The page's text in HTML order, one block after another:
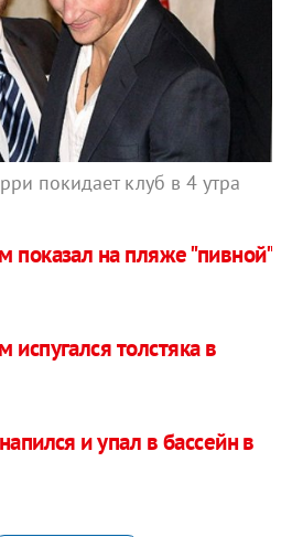
покидает клуб в 4 утра
показал на пляже "пивной"
толстяка в
и упал в бассейн в